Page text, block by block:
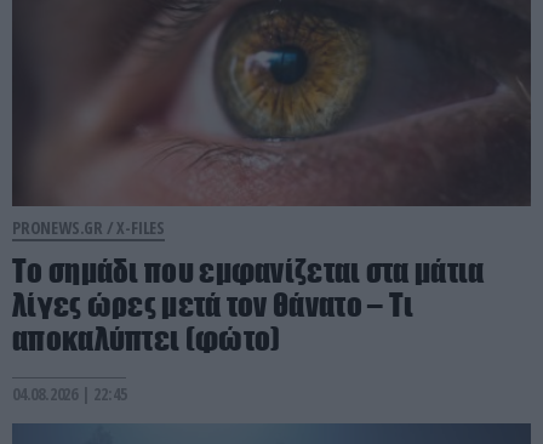
PRONEWS.GR / X-FILES
Το σημάδι που εμφανίζεται στα μάτια
λίγες ώρες μετά τον θάνατο – Τι
αποκαλύπτει (φώτο)
04.08.2026 | 22:45